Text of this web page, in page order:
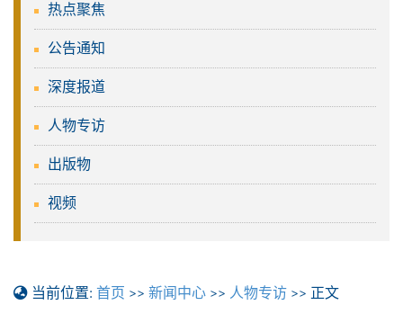
热点聚焦
公告通知
深度报道
人物专访
出版物
视频
当前位置: 首页 >> 新闻中心 >> 人物专访 >> 正文